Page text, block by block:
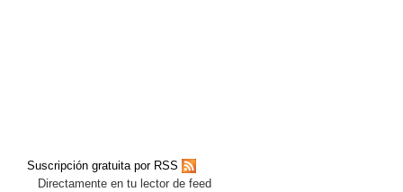
Suscripción gratuita por RSS
Directamente en tu lector de feed